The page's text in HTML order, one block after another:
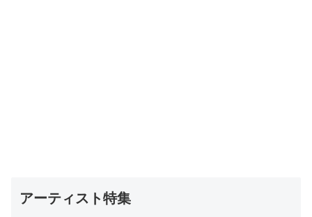
アーティスト特集